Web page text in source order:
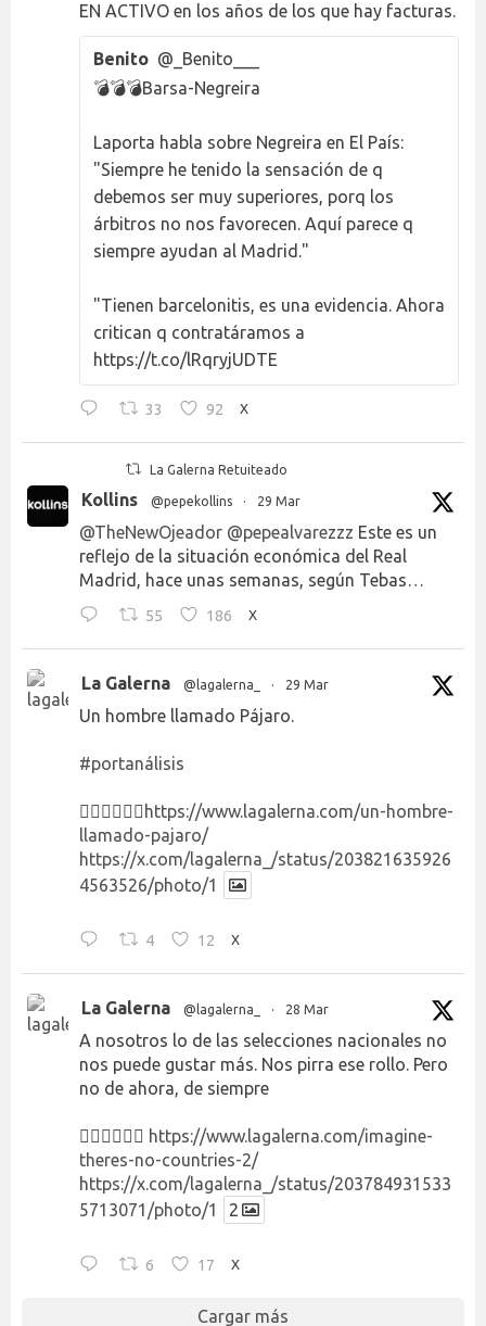
EN ACTIVO en los años de los que hay facturas.
Benito @_Benito___
💣💣💣Barsa-Negreira
Laporta habla sobre Negreira en El País:
"Siempre he tenido la sensación de q
debemos ser muy superiores, porq los
árbitros no nos favorecen. Aquí parece q
siempre ayudan al Madrid."
"Tienen barcelonitis, es una evidencia. Ahora
critican q contratáramos a
https://t.co/lRqryjUDTE
33 92 X
La Galerna Retuiteado
Kollins @pepekollins · 29 Mar
@TheNewOjeador @pepealvarezzz Este es un
reflejo de la situación económica del Real
Madrid, hace unas semanas, según Tebas…
55 186 X
La Galerna @lagalerna_ · 29 Mar
Un hombre llamado Pájaro.
#portanálisis
👉🏻👉🏻👉🏻 https://www.lagalerna.com/un-hombre-
llamado-pajaro/
https://x.com/lagalerna_/status/203821635926
4563526/photo/1
4 12 X
La Galerna @lagalerna_ · 28 Mar
A nosotros lo de las selecciones nacionales no
nos puede gustar más. Nos pirra ese rollo. Pero
no de ahora, de siempre
👉🏻👉🏻👉🏻 https://www.lagalerna.com/imagine-
theres-no-countries-2/
https://x.com/lagalerna_/status/203784931533
5713071/photo/1
2
6 17 X
Cargar más